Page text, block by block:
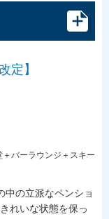
定】
バーラウンジ＋スキー
中の立派なペンショ
れいな状態を保っ